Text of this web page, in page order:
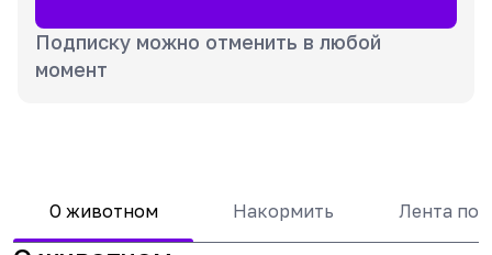
Подписку можно отменить в любой
момент
О животном Накормить Лента